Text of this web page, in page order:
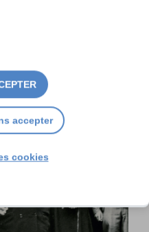
accepter
cookies